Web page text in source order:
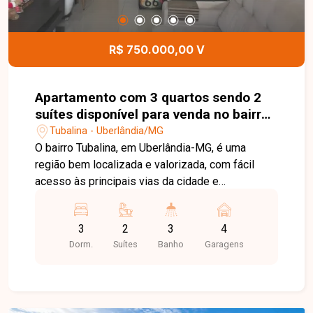
visita e venha conhecer todos os detalhes desta
casa.
R$ 750.000,00 V
Apartamento com 3 quartos sendo 2
suítes disponível para venda no bairro
Tubalina em Uberlândia-MG
Tubalina - Uberlândia/MG
O bairro Tubalina, em Uberlândia-MG, é uma
região bem localizada e valorizada, com fácil
acesso às principais vias da cidade e
infraestrutura de comércios, escolas,
supermercados e serviços, proporcionando
praticidade e qualidade de vida. Excelente
3
Dorm.
2
Suítes
3
Banho
4
Garagens